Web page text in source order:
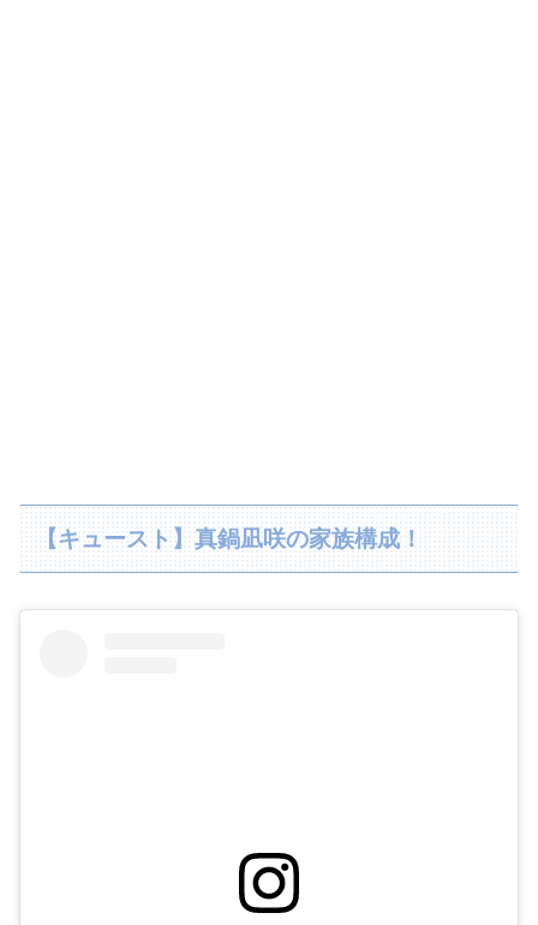
【キュースト】真鍋凪咲の家族構成！